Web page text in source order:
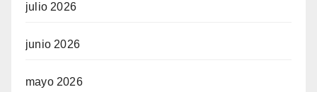
julio 2026
junio 2026
mayo 2026